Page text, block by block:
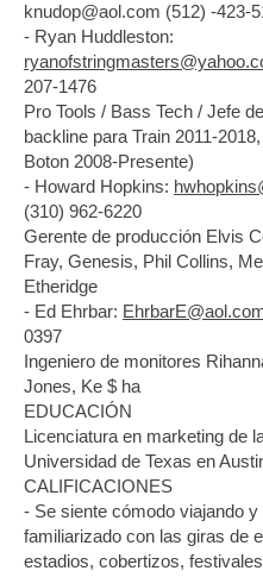
knudop@aol.com (512) -423-
- Ryan Huddleston:
207-1476
Pro Tools / Bass Tech / Jefe
backline para Train 2011-
Boton 2008-Presente)
- Howard Hopkins:
(310) 962-6220
Gerente de producción Elvis
Fray, Genesis, Phil Collins,
Etheridge
- Ed Ehrbar:
0397
Ingeniero de monitores
Jones, Ke $ ha
EDUCACIÓN
Licenciatura en marketing de
Universidad de Texas en
CALIFICACIONES
- Se siente cómodo viajando y
familiarizado con las giras de
estadios, cobertizos,